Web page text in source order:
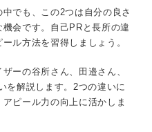
る場合があります。記事本文
でも、この2つは自分の良さ
会です。自己PRと長所の違
ル方法を習得しましょう。
ーの谷所さん、田邉さん、
を解説します。2つの違いに
ピール力の向上に活かしま